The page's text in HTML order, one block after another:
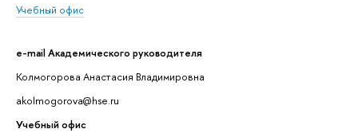
Учебный офис
e-mail Академического руководителя
Колмогорова Анастасия Владимировна
akolmogorova@hse.ru
Учебный офис